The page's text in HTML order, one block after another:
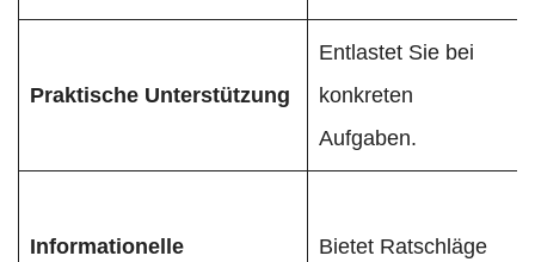
Praktische Unterstützung
Entlastet Sie bei
konkreten
Aufgaben.
Informationelle
Bietet Ratschläge